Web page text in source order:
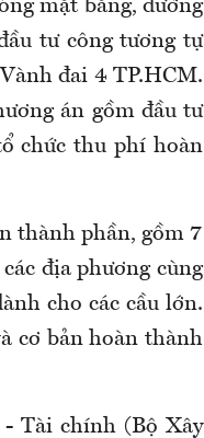
mặt bằng, đường
tư công tương tự
đai 4 TP.HCM.
án gồm đầu tư
chức thu phí hoàn
thành phần, gồm 7
địa phương cùng
cho các cầu lớn.
cơ bản hoàn thành
Tài chính (Bộ Xây